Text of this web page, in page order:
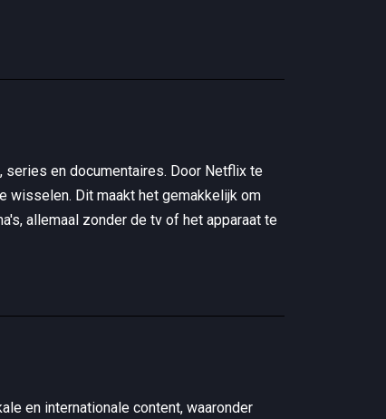
en documentaires. Door Netflix te
wisselen. Dit maakt het gemakkelijk om
allemaal zonder de tv of het apparaat te
en internationale content, waaronder